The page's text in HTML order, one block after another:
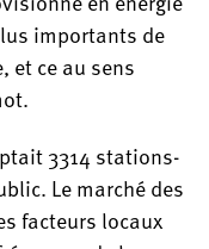
importants de
et ce au sens
3314 stations-
Le marché des
facteurs locaux